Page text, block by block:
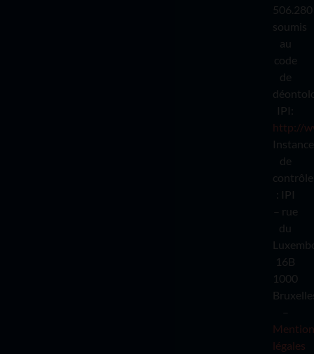
506.280
soumis
au
code
de
IPI:
http://
Instance
de
contrôle
: IPI
– rue
du
16B
1000
–
légales